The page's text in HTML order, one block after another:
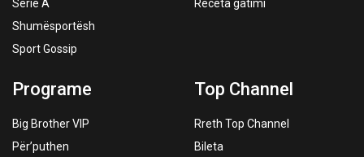
Serie A
Shumësportësh
Sport Gossip
Receta gatimi
Programe
Big Brother VIP
Për’puthen
Top Channel
Rreth Top Channel
Bileta